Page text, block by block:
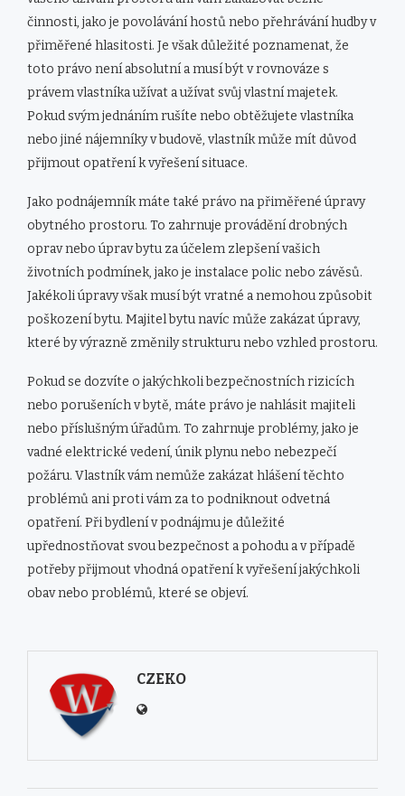
činnosti, jako je povolávání hostů nebo přehrávání hudby v
přiměřené hlasitosti. Je však důležité poznamenat, že
toto právo není absolutní a musí být v rovnováze s
právem vlastníka užívat a užívat svůj vlastní majetek.
Pokud svým jednáním rušíte nebo obtěžujete vlastníka
nebo jiné nájemníky v budově, vlastník může mít důvod
přijmout opatření k vyřešení situace.
Jako podnájemník máte také právo na přiměřené úpravy
obytného prostoru. To zahrnuje provádění drobných
oprav nebo úprav bytu za účelem zlepšení vašich
životních podmínek, jako je instalace polic nebo závěsů.
Jakékoli úpravy však musí být vratné a nemohou způsobit
poškození bytu. Majitel bytu navíc může zakázat úpravy,
které by výrazně změnily strukturu nebo vzhled prostoru.
Pokud se dozvíte o jakýchkoli bezpečnostních rizicích
nebo porušeních v bytě, máte právo je nahlásit majiteli
nebo příslušným úřadům. To zahrnuje problémy, jako je
vadné elektrické vedení, únik plynu nebo nebezpečí
požáru. Vlastník vám nemůže zakázat hlášení těchto
problémů ani proti vám za to podniknout odvetná
opatření. Při bydlení v podnájmu je důležité
upřednostňovat svou bezpečnost a pohodu a v případě
potřeby přijmout vhodná opatření k vyřešení jakýchkoli
obav nebo problémů, které se objeví.
CZEKO